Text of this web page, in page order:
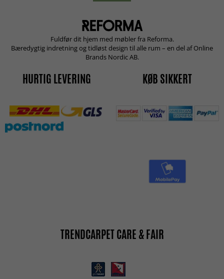
Fuldfør dit hjem med møbler fra Reforma.
Bæredygtig indretning og tidløst design til alle rum – en del af Online
Brands Nordic AB.
HURTIG LEVERING KØB SIKKERT
TRENDCARPET CARE & FAIR